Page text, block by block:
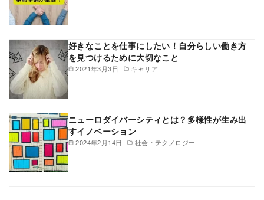
2021年3月3日 キャリア
好きなことを仕事にしたい！自分らしい働き方
を見つけるために大切なこと
2024年2月14日 社会・テクノロジー
ニューロダイバーシティとは？多様性が生み出
すイノベーション